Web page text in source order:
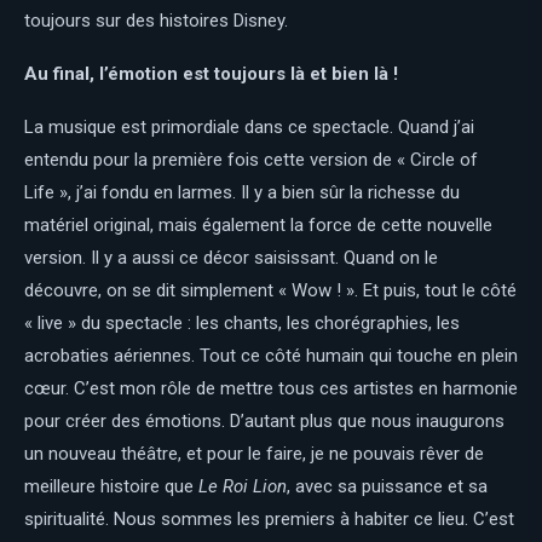
toujours sur des histoires Disney.
Au final, l’émotion est toujours là et bien là !
La musique est primordiale dans ce spectacle. Quand j’ai
entendu pour la première fois cette version de « Circle of
Life », j’ai fondu en larmes. Il y a bien sûr la richesse du
matériel original, mais également la force de cette nouvelle
version. Il y a aussi ce décor saisissant. Quand on le
découvre, on se dit simplement « Wow ! ». Et puis, tout le côté
« live » du spectacle : les chants, les chorégraphies, les
acrobaties aériennes. Tout ce côté humain qui touche en plein
cœur. C’est mon rôle de mettre tous ces artistes en harmonie
pour créer des émotions. D’autant plus que nous inaugurons
un nouveau théâtre, et pour le faire, je ne pouvais rêver de
meilleure histoire que Le Roi Lion, avec sa puissance et sa
spiritualité. Nous sommes les premiers à habiter ce lieu. C’est